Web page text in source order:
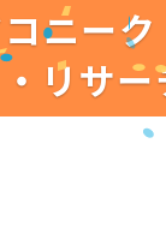
ニーク
リサー